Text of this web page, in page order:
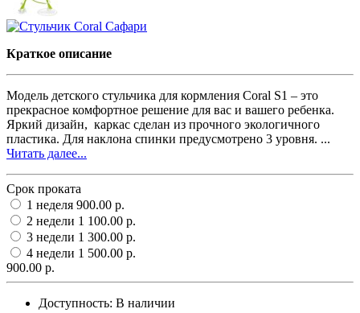
Краткое описание
Модель детского стульчика для кормления Coral S1 – это
прекрасное комфортное решение для вас и вашего ребенка.
Яркий дизайн, каркас сделан из прочного экологичного
пластика. Для наклона спинки предусмотрено 3 уровня. ...
Читать далее...
Срок проката
1 неделя 900.00 р.
2 недели 1 100.00 р.
3 недели 1 300.00 р.
4 недели 1 500.00 р.
900.00 р.
Доступность: В наличии